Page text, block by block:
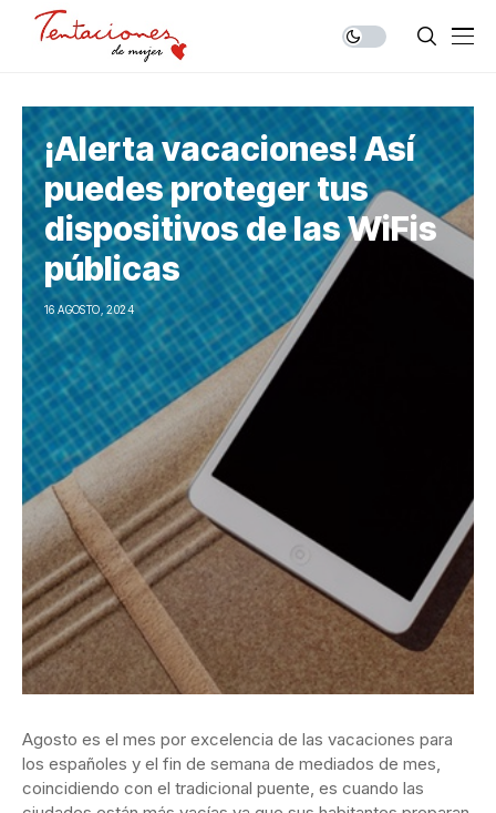
¡Alerta vacaciones! Así
puedes proteger tus
dispositivos de las WiFis
públicas
16 AGOSTO, 2024
Agosto es el mes por excelencia de las vacaciones para
los españoles y el fin de semana de mediados de mes,
coincidiendo con el tradicional puente, es cuando las